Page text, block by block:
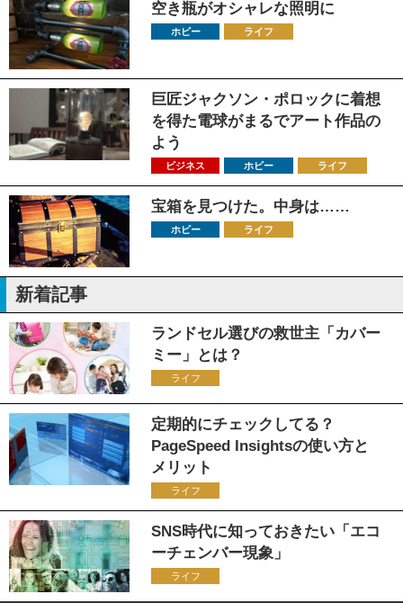
空き瓶がオシャレな照明に
ホビー ライフ
巨匠ジャクソン・ポロックに着想
を得た電球がまるでアート作品の
よう
ビジネス ホビー ライフ
宝箱を見つけた。中身は……
ホビー ライフ
新着記事
ランドセル選びの救世主「カバー
ミー」とは？
ライフ
定期的にチェックしてる？
PageSpeed Insightsの使い方と
メリット
ライフ
SNS時代に知っておきたい「エコ
ーチェンバー現象」
ライフ